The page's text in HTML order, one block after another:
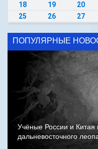
18
19 20
25
26 27
ПОПУЛЯРНЫЕ
Учёные России и
дальневосточного